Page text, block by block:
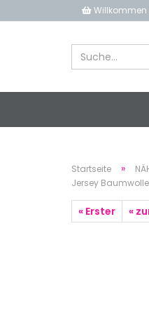
Startseite »
Jersey
« Erster «